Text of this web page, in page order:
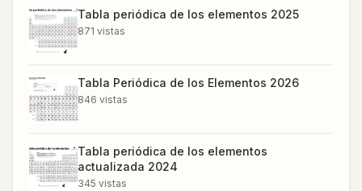
Tabla periódica de los elementos 2025
871 vistas
Tabla Periódica de los Elementos 2026
846 vistas
Tabla periódica de los elementos
actualizada 2024
345 vistas